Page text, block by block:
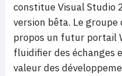
constitue Visual Studio
version bêta. Le
propos un futur portail
fluidifier des échanges
valeur des